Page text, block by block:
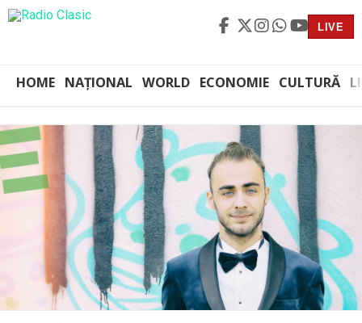
LIVE
HOME NAȚIONAL WORLD ECONOMIE CULTURĂ